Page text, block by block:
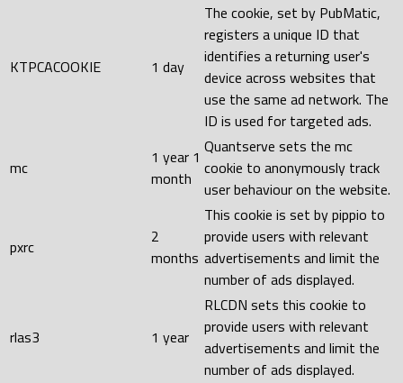
KTPCACOOKIE 1 day
The cookie, set by PubMatic,
registers a unique ID that
identifies a returning user's
device across websites that
use the same ad network. The
ID is used for targeted ads.
mc
1 year 1
month
Quantserve sets the mc
cookie to anonymously track
user behaviour on the website.
pxrc
2
months
This cookie is set by pippio to
provide users with relevant
advertisements and limit the
number of ads displayed.
rlas3 1 year
RLCDN sets this cookie to
provide users with relevant
advertisements and limit the
number of ads displayed.